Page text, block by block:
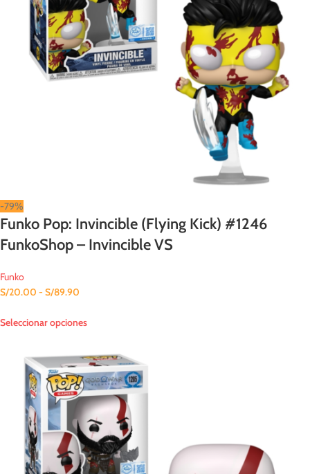
-79%
Funko Pop: Invincible (Flying Kick) #1246
FunkoShop – Invincible VS
Funko
S/20.00 - S/89.90
Seleccionar opciones